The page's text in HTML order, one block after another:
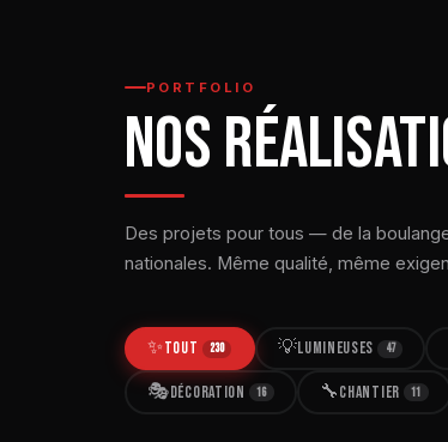
PORTFOLIO
NOS
Des projets pour tous — de la
nationales. Même qualité, même
✨TOUT 230 💡LUMINEUSES 47
🎭DÉCORATION 16 🔧CHANTIER 11